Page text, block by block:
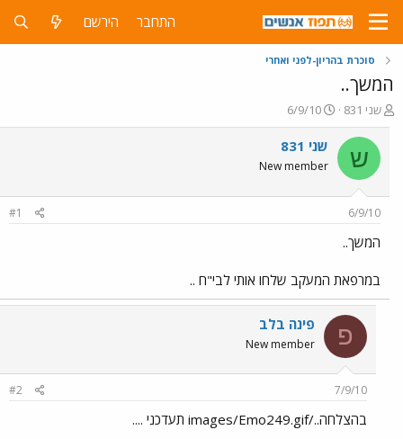
התחבר הירשם
סוכרת בהריון-לפני ואחרי
המשך..
פ
ו
ת
ח
ה
ו
ש
א
שני 831
פ
ו
ר
ם
6/9/10
ש שני 831
New member
6/9/10
#1
המשך..
במרפאת המעקב שלחו אותי לבי"ח ..
פ פינה בלב
New member
7/9/10
#2
בהצלחה../images/Emo249.gif תעדכני ....